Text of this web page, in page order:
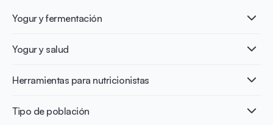
Yogur y fermentación
¿Qué es el yogur?
Nutri-dense food
Yogur y salud
Healthy Diets & Lifestyle
Salud intestinal y microbiota
Salud ósea
Herramientas para nutricionistas
Publicaciones
Infographics
Tipo de población